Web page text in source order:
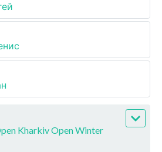
Kharkiv Open Winter